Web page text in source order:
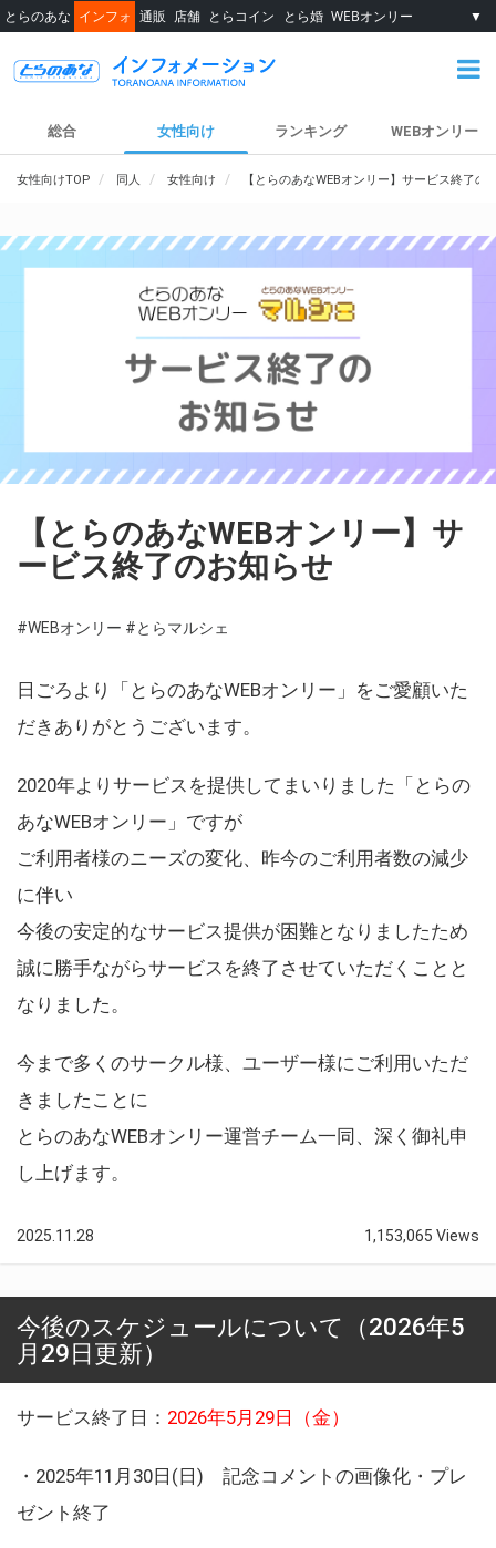
とらのあな インフォ 通販 店舗 とらコイン とら婚 WEBオンリー ▼
総合 女性向け ランキング WEBオンリー
女性向けTOP 同人 女性向け 【とらのあなWEBオンリー】サービス終了の
【とらのあなWEBオンリー】サ
ービス終了のお知らせ
#WEBオンリー #とらマルシェ
日ごろより「とらのあなWEBオンリー」をご愛顧いた
だきありがとうございます。
2020年よりサービスを提供してまいりました「とらの
あなWEBオンリー」ですが
ご利用者様のニーズの変化、昨今のご利用者数の減少
に伴い
今後の安定的なサービス提供が困難となりましたため
誠に勝手ながらサービスを終了させていただくことと
なりました。
今まで多くのサークル様、ユーザー様にご利用いただ
きましたことに
とらのあなWEBオンリー運営チーム一同、深く御礼申
し上げます。
2025.11.28 1,153,065 Views
今後のスケジュールについて（2026年5
月29日更新）
サービス終了日： 2026年5月29日（金）
・2025年11月30日(日) 記念コメントの画像化・プレ
ゼント終了